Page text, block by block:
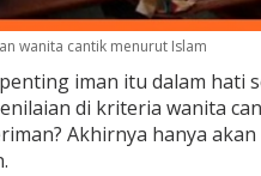
wanita cantik menurut Islam
iman itu dalam hati
di kriteria wanita
Akhirnya hanya